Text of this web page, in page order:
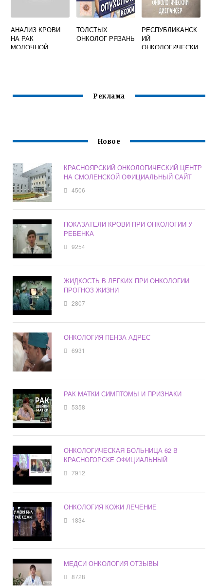
АНАЛИЗ КРОВИ
НА РАК
МОЛОЧНОЙ
ТОЛСТЫХ
ОНКОЛОГ РЯЗАНЬ
РЕСПУБЛИКАНСК
ИЙ
ОНКОЛОГИЧЕСКИ
Реклама
Новое
КРАСНОЯРСКИЙ ОНКОЛОГИЧЕСКИЙ ЦЕНТР
НА СМОЛЕНСКОЙ ОФИЦИАЛЬНЫЙ САЙТ
4506
ПОКАЗАТЕЛИ КРОВИ ПРИ ОНКОЛОГИИ У
РЕБЕНКА
9254
ЖИДКОСТЬ В ЛЕГКИХ ПРИ ОНКОЛОГИИ
ПРОГНОЗ ЖИЗНИ
2807
ОНКОЛОГИЯ ПЕНЗА АДРЕС
6931
РАК МАТКИ СИМПТОМЫ И ПРИЗНАКИ
5358
ОНКОЛОГИЧЕСКАЯ БОЛЬНИЦА 62 В
КРАСНОГОРСКЕ ОФИЦИАЛЬНЫЙ
7912
ОНКОЛОГИЯ КОЖИ ЛЕЧЕНИЕ
1834
МЕДСИ ОНКОЛОГИЯ ОТЗЫВЫ
8728